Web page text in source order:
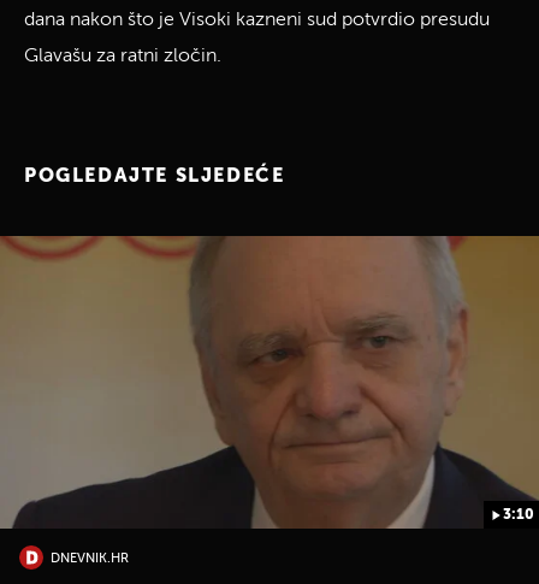
dana nakon što je Visoki kazneni sud potvrdio presudu
Glavašu za ratni zločin.
POGLEDAJTE SLJEDEĆE
3:10
DNEVNIK.HR